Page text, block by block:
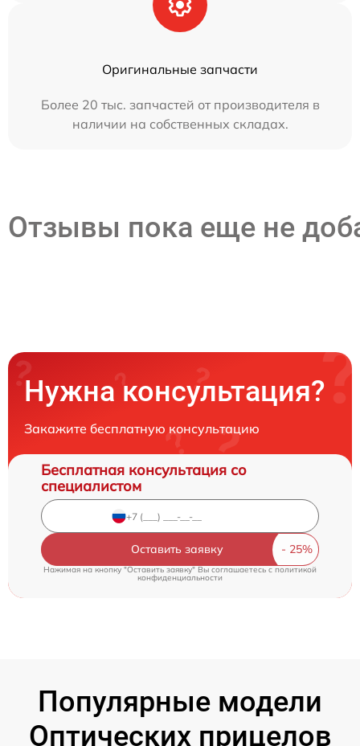
Оригинальные запчасти
Более 20 тыс. запчастей от производителя в
наличии на собственных складах.
Отзывы пока еще не
Нужна консультация?
Закажите бесплатную консультацию
Бесплатная консультация со
специалистом
Оставить заявку
Нажимая на кнопку "Оставить заявку" Вы соглашаетесь c политикой
конфиденциальности
Популярные модели
Оптических прицелов